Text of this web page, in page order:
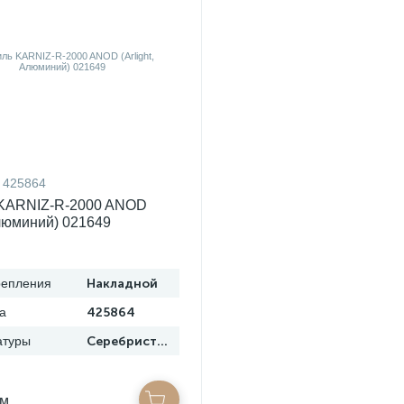
425864
R-2000 ANOD
021649
Накладной
425864
Серебристый